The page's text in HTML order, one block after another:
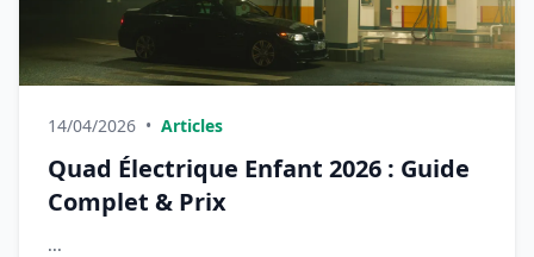
14/04/2026 • Articles
Quad Électrique Enfant 2026 : Guide
Complet & Prix
...